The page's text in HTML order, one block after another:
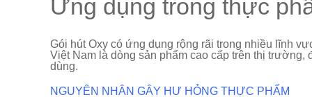
Ứng dụng trong thực
Gói hút Oxy có ứng dụng rộng rãi trong nhiều lĩnh
Việt Nam là dòng sản phẩm cao cấp trên thị
dùng.
NGUYÊN NHÂN GÂY HƯ HỎNG THỰC PHẨM